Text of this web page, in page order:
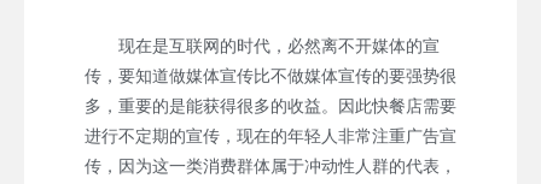
现在是互联网的时代，必然离不开媒体的宣
传，要知道做媒体宣传比不做媒体宣传的要强势很
多，重要的是能获得很多的收益。因此快餐店需要
进行不定期的宣传，现在的年轻人非常注重广告宣
传，因为这一类消费群体属于冲动性人群的代表，